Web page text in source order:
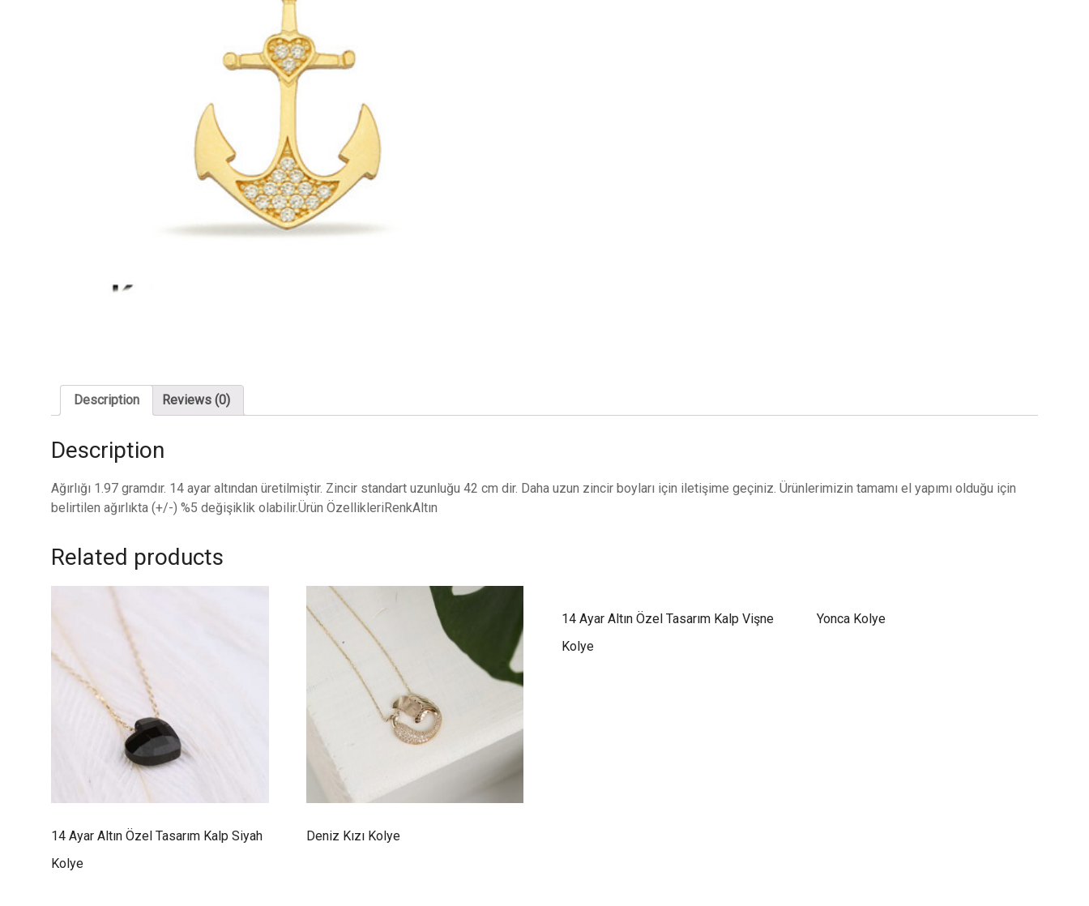
Description Reviews (0)
Description
Ağırlığı 1.97 gramdır. 14 ayar altından üretilmiştir. Zincir standart uzunluğu 42 cm dir. Daha uzun zincir boyları için iletişime geçiniz. Ürünlerimizin tamamı el yapımı olduğu için
belirtilen ağırlıkta (+/-) %5 değişiklik olabilir.Ürün ÖzellikleriRenkAltın
Related products
14 Ayar Altın Özel Tasarım Kalp Siyah
Kolye
Deniz Kızı Kolye
14 Ayar Altın Özel Tasarım Kalp Vişne
Kolye
Yonca Kolye